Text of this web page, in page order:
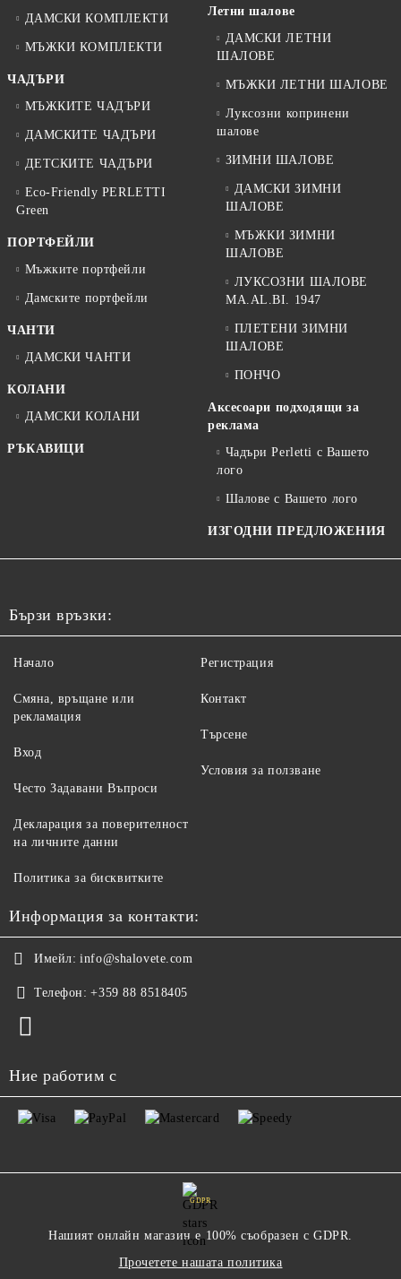
ДАМСКИ КОМПЛЕКТИ
МЪЖКИ КОМПЛЕКТИ
ЧАДЪРИ
МЪЖКИТЕ ЧАДЪРИ
ДАМСКИТЕ ЧАДЪРИ
ДЕТСКИТЕ ЧАДЪРИ
Eco-Friendly PERLETTI
Green
ПОРТФЕЙЛИ
Мъжките портфейли
Дамските портфейли
ЧАНТИ
ДАМСКИ ЧАНТИ
КОЛАНИ
ДАМСКИ КОЛАНИ
РЪКАВИЦИ
Летни шалове
ДАМСКИ ЛЕТНИ
ШАЛОВЕ
МЪЖКИ ЛЕТНИ ШАЛОВЕ
Луксозни копринени
шалове
ЗИМНИ ШАЛОВЕ
ДАМСКИ ЗИМНИ
ШАЛОВЕ
МЪЖКИ ЗИМНИ
ШАЛОВЕ
ЛУКСОЗНИ ШАЛОВЕ
MA.AL.BI. 1947
ПЛЕТЕНИ ЗИМНИ
ШАЛОВЕ
ПОНЧО
Аксесоари подходящи за
реклама
Чадъри Perletti с Вашето
лого
Шалове с Вашето лого
ИЗГОДНИ ПРЕДЛОЖЕНИЯ
Бързи връзки:
Начало
Смяна, връщане или
рекламация
Вход
Често Задавани Въпроси
Регистрация
Контакт
Търсене
Условия за ползване
Декларация за поверителност
на личните данни
Политика за бисквитките
Информация за контакти:
Имейл: info@shalovete.com
Телефон: +359 88 8518405
Ние работим с
GDPR
Нашият онлайн магазин е 100% съобразен с GDPR.
Прочетете нашата политика